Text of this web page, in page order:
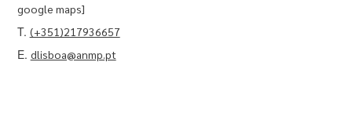
google maps]
T. (+351)217936657
E. dlisboa@anmp.pt